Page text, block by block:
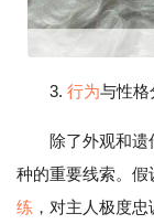
3. 行为与性格
除了外观和
种的重要线索。假
练 ，对主人极度